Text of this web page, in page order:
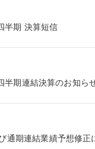
半期 決算短信
半期連結決算のお知ら
通期連結業績予想修正